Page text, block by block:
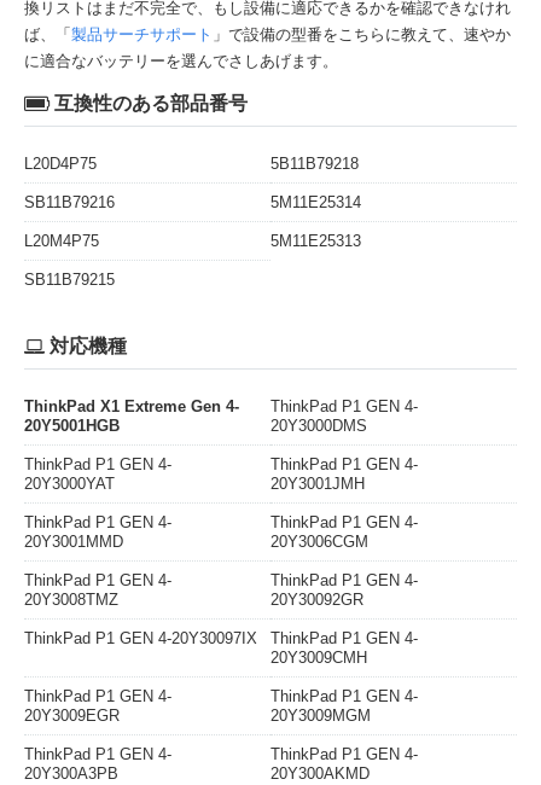
換リストはまだ不完全で、もし設備に適応できるかを確認できなけれ
ば、「 製品サーチサポート 」で設備の型番をこちらに教えて、速やか
に適合なバッテリーを選んでさしあげます。
互換性のある部品番号
L20D4P75 5B11B79218
SB11B79216 5M11E25314
L20M4P75 5M11E25313
SB11B79215
対応機種
ThinkPad X1 Extreme Gen 4-
20Y5001HGB
ThinkPad P1 GEN 4-
20Y3000DMS
ThinkPad P1 GEN 4-
20Y3000YAT
ThinkPad P1 GEN 4-
20Y3001JMH
ThinkPad P1 GEN 4-
20Y3001MMD
ThinkPad P1 GEN 4-
20Y3006CGM
ThinkPad P1 GEN 4-
20Y3008TMZ
ThinkPad P1 GEN 4-
20Y30092GR
ThinkPad P1 GEN 4-20Y30097IX
ThinkPad P1 GEN 4-
20Y3009CMH
ThinkPad P1 GEN 4-
20Y3009EGR
ThinkPad P1 GEN 4-
20Y3009MGM
ThinkPad P1 GEN 4-
20Y300A3PB
ThinkPad P1 GEN 4-
20Y300AKMD